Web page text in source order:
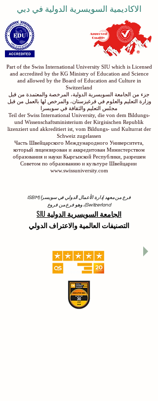
الاكاديمية السويسرية الدولية في دبي
Part of the Swiss International University SIU which is Licensed
and accredited by the KG Ministry of Education and Science
and allowed by the Board of Education and Culture in
Switzerland
جزء من الجامعة السويسرية الدولية، المرخصة والمعتمدة من قبل
وزارة التعليم والعلوم في قرغيزستان، والمرخص لها بالعمل من قبل
مجلس التعليم والثقافة في سويسرا
Teil der Swiss International University, die von dem Bildungs-
und Wissenschaftsministerium der Kirgisischen Republik
lizenziert und akkreditiert ist, vom Bildungs- und Kulturrat der
Schweiz zugelassen
Часть Швейцарского Международного Университета,
который лицензирован и аккредитован Министерством
образования и науки Кыргызской Республики, разрешен
Советом по образованию и культуре Швейцарии
www.swissuniversity.com
فرع من معهد إدارة الأعمال الدولي في سويسرا (ISBM
Switzerland)، وهو فرع من فروع
الجامعة السويسرية الدولية SIU
التصنيفات العالمية والاعتراف الدولي